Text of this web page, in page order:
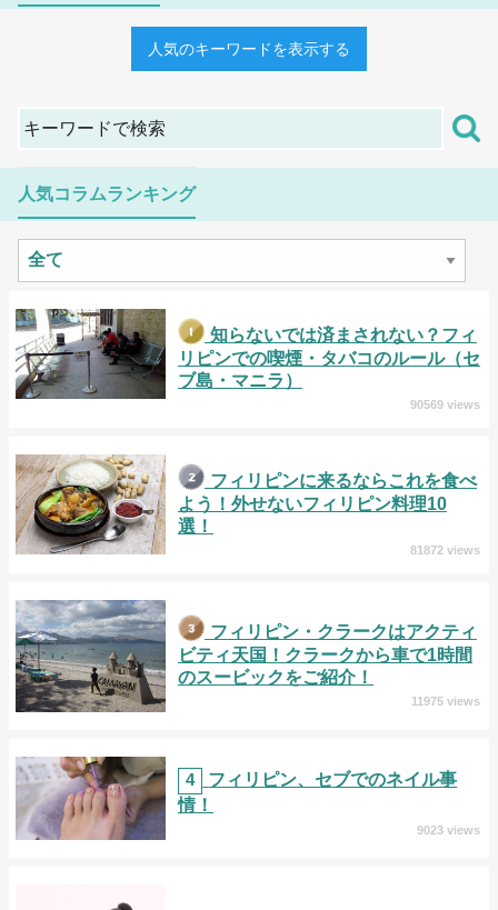
人気のキーワードを表示する
人気コラムランキング
知らないでは済まされない？フィ
リピンでの喫煙・タバコのルール（セ
ブ島・マニラ）
90569 views
フィリピンに来るならこれを食べ
よう！外せないフィリピン料理10
選！
81872 views
フィリピン・クラークはアクティ
ビティ天国！クラークから車で1時間
のスービックをご紹介！
11975 views
4
フィリピン、セブでのネイル事
情！
9023 views